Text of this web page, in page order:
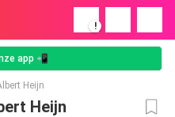
!
app 📲
Heijn
Heijn